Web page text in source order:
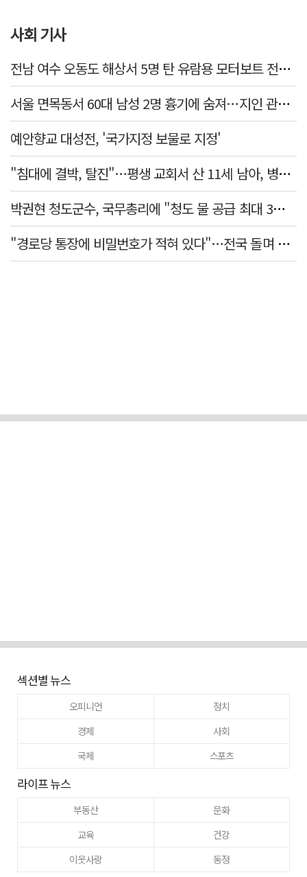
사회 기사
전남 여수 오동도 해상서 5명 탄 유람용 모터보트 전복…2명 숨져
서울 면목동서 60대 남성 2명 흉기에 숨져…지인 관계로 추정
예안향교 대성전, '국가지정 보물로 지정'
"침대에 결박, 탈진"…평생 교회서 산 11세 남아, 병원 이송 끝 숨져
박권현 청도군수, 국무총리에 "청도 물 공급 최대 3만t 늘려달라"
"경로당 통장에 비밀번호가 적혀 있다"…전국 돌며 경로당 13곳 턴 30대 구속
섹션별 뉴스
오피니언
정치
경제
사회
국제
스포츠
라이프 뉴스
부동산
문화
교육
건강
이웃사랑
동정